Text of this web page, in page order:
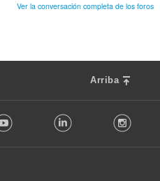
Ver la conversación completa de los foros
Arriba
Youtube LinkedIn